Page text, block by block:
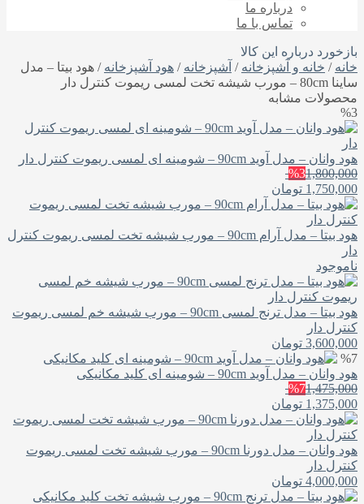
درباره‌ ما
تماس با ما
بازخورد درباره این کالا
خانه / خانه و آشپزخانه / آشپزخانه / هود آشپزخانه / هود بیتا – مدل
ساینا 80cm – مورب شیشه تخت لمسی ریموت کنترل دار
محصولات مشابه
%3
هود وانان – مدل آوید 90cm – شومینه ای لمسی ریموت کنترل دار
%31,800,000
1,750,000 تومان
هود بیتا – مدل آرام 90cm – مورب شیشه تخت لمسی ریموت کنترل
دار
ناموجود
هود بیتا – مدل ترنج لمسی 90cm – مورب شیشه خم لمسی ریموت
کنترل دار
3,600,000 تومان
%7
هود وانان – مدل آوید 90cm – شومینه ای کلید مکانیکی
%71,475,000
1,375,000 تومان
هود وانان – مدل دورنا 90cm – مورب شیشه تخت لمسی ریموت
کنترل دار
4,000,000 تومان